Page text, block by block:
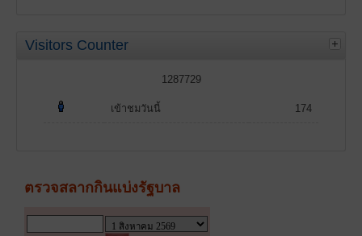
Visitors Counter
1287729
เข้าชมวันนี้ 174